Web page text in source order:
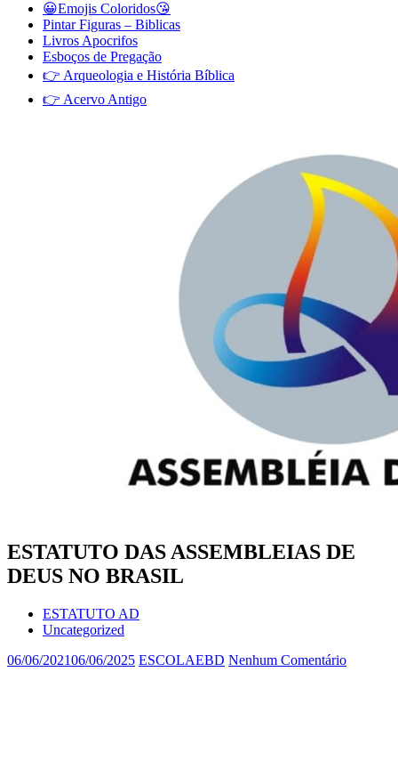
😀Emojis Coloridos😘
Pintar Figuras – Biblicas
Livros Apocrifos
Esboços de Pregação
👉 Arqueologia e História Bíblica
👉 Acervo Antigo
ESTATUTO DAS ASSEMBLEIAS DE
DEUS NO BRASIL
ESTATUTO AD
Uncategorized
06/06/202106/06/2025 ESCOLAEBD Nenhum Comentário